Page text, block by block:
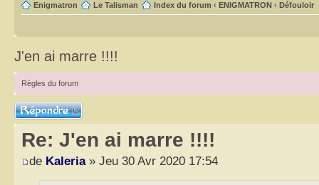
Enigmatron Le Talisman Index du forum ‹ ENIGMATRON ‹ Défouloir
J'en ai marre !!!!
Règles du forum
Répondre
Re: J'en ai marre !!!!
de Kaleria» Jeu 30 Avr 2020 17:54